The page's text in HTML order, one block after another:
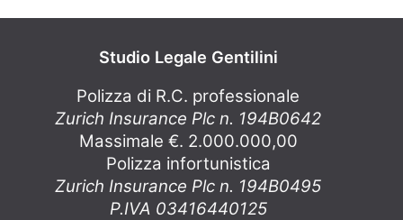
Studio Legale Gentilini
Polizza di R.C. professionale
Zurich Insurance Plc n. 194B0642
Massimale €. 2.000.000,00
Polizza infortunistica
Zurich Insurance Plc n. 194B0495
P.IVA 03416440125